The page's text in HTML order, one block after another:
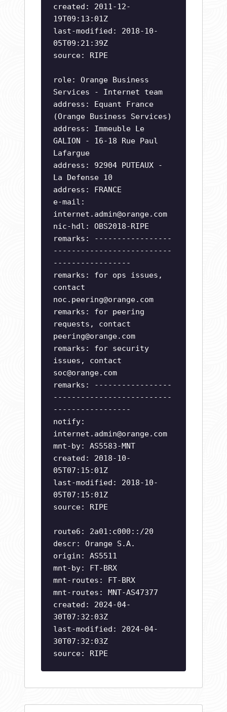
created: 2011-12-
19T09:13:01Z
last-modified: 2018-10-
05T09:21:39Z
source: RIPE
role: Orange Business
Services - Internet team
address: Equant France
(Orange Business Services)
address: Immeuble Le
GALION - 16-18 Rue Paul
Lafargue
address: 92904 PUTEAUX -
La Defense 10
address: FRANCE
e-mail:
internet.admin@orange.com
nic-hdl: OBS2018-RIPE
remarks: -----------------
--------------------------
-----------------
remarks: for ops issues,
contact
noc.peering@orange.com
remarks: for peering
requests, contact
peering@orange.com
remarks: for security
issues, contact
soc@orange.com
remarks: -----------------
--------------------------
-----------------
notify:
internet.admin@orange.com
mnt-by: AS5583-MNT
created: 2018-10-
05T07:15:01Z
last-modified: 2018-10-
05T07:15:01Z
source: RIPE
route6: 2a01:c000::/20
descr: Orange S.A.
origin: AS5511
mnt-by: FT-BRX
mnt-routes: FT-BRX
mnt-routes: MNT-AS47377
created: 2024-04-
30T07:32:03Z
last-modified: 2024-04-
30T07:32:03Z
source: RIPE